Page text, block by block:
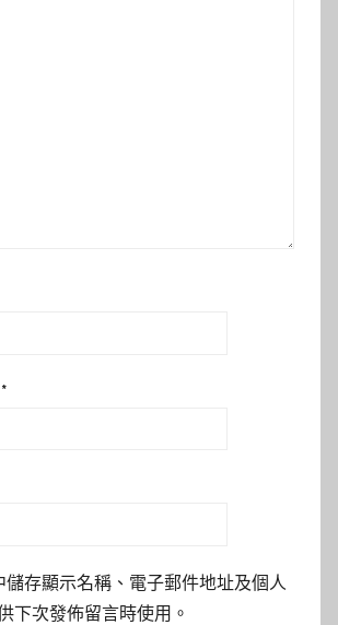
*
儲存顯示名稱、電子郵件地址及個人
下次發佈留言時使用。